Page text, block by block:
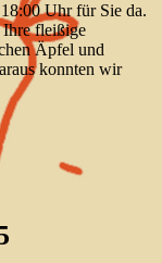
Uhr für Sie da.
Ihre fleißige
Äpfel und
konnten wir